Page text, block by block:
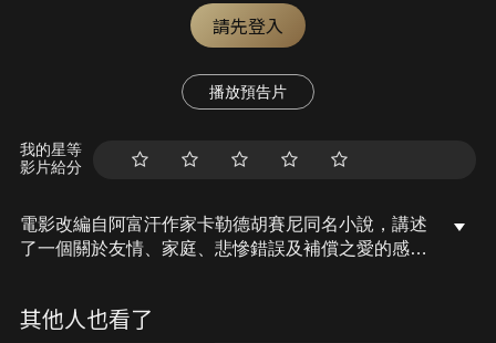
請先登入
播放預告片
我的星等
影片給分
電影改編自阿富汗作家卡勒德胡賽尼同名小說，講述
了一個關於友情、家庭、悲慘錯誤及補償之愛的感人
其他人也看了